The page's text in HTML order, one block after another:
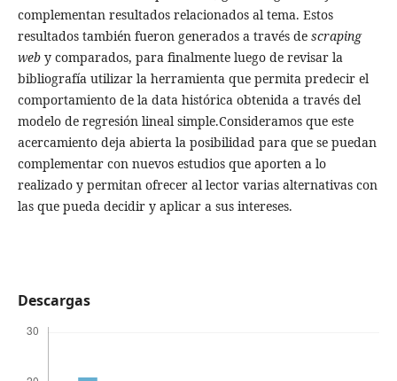
complementan resultados relacionados al tema. Estos
resultados también fueron generados a través de scraping
weby comparados, para finalmente luego de revisar la
bibliografía utilizar la herramienta que permita predecir el
comportamiento de la data histórica obtenida a través del
modelo de regresión lineal simple.Consideramos que este
acercamiento deja abierta la posibilidad para que se puedan
complementar con nuevos estudios que aporten a lo
realizado y permitan ofrecer al lector varias alternativas con
las que pueda decidir y aplicar a sus intereses.
Descargas